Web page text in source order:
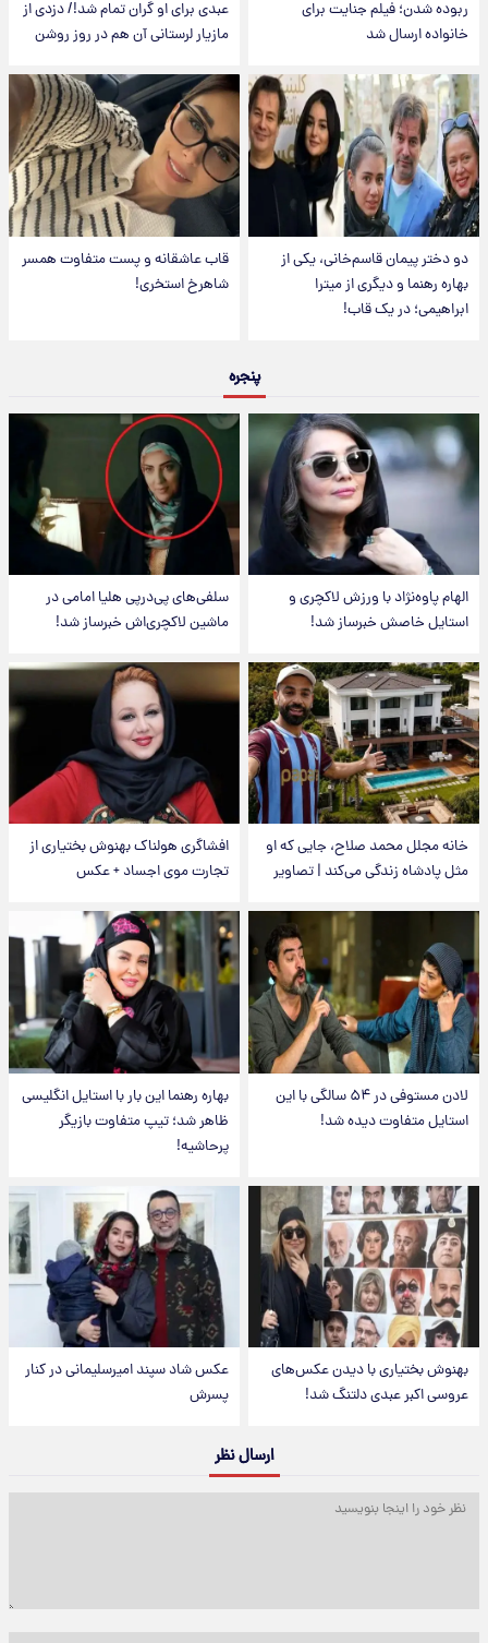
ربوده شدن؛ فیلم جنایت برای
خانواده ارسال شد
عبدی برای او گران تمام شد!/ دزدی از
مازیار لرستانی آن هم در روز روشن
دو دختر پیمان قاسم‌خانی، یکی از
بهاره رهنما و دیگری از میترا
ابراهیمی؛ در یک قاب!
قاب عاشقانه و پست متفاوت همسر
شاهرخ استخری!
پنجره
الهام پاوه‌نژاد با ورزش لاکچری و
استایل خاصش خبرساز شد!
سلفی‌های پی‌درپی هلیا امامی در
ماشین لاکچری‌اش خبرساز شد!
خانه مجلل محمد صلاح، جایی که او
مثل پادشاه زندگی می‌کند | تصاویر
افشاگری هولناک بهنوش بختیاری از
تجارت موی اجساد + عکس
لادن مستوفی در ۵۴ سالگی با این
استایل متفاوت دیده شد!
بهاره رهنما این بار با استایل انگلیسی
ظاهر شد؛ تیپ متفاوت بازیگر
پرحاشیه!
بهنوش بختیاری با دیدن عکس‌های
عروسی اکبر عبدی دلتنگ شد!
عکس شاد سپند امیرسلیمانی در کنار
پسرش
ارسال نظر